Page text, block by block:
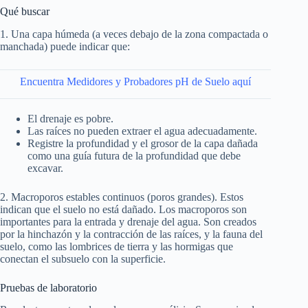
Qué buscar
1. Una capa húmeda (a veces debajo de la zona compactada o
manchada) puede indicar que:
Encuentra Medidores y Probadores pH de Suelo aquí
El drenaje es pobre.
Las raíces no pueden extraer el agua adecuadamente.
Registre la profundidad y el grosor de la capa dañada
como una guía futura de la profundidad que debe
excavar.
2. Macroporos estables continuos (poros grandes). Estos
indican que el suelo no está dañado. Los macroporos son
importantes para la entrada y drenaje del agua. Son creados
por la hinchazón y la contracción de las raíces, y la fauna del
suelo, como las lombrices de tierra y las hormigas que
conectan el subsuelo con la superficie.
Pruebas de laboratorio